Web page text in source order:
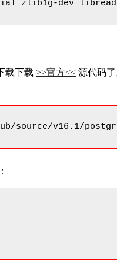
zlib1g-dev
载下载 >>官方<< 源代码
source/v16.1/